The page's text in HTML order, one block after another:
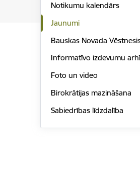
Notikumu kalendārs
Jaunumi
Bauskas Novada
Informatīvo izdevumu
Foto un video
Birokrātijas mazināšana
Sabiedrības līdzdalība